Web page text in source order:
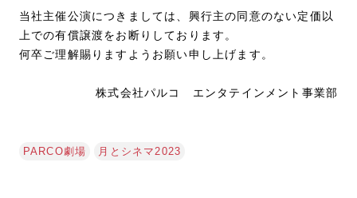
当社主催公演につきましては、興行主の同意のない定価以
上での有償譲渡をお断りしております。
何卒ご理解賜りますようお願い申し上げます。
株式会社パルコ エンタテインメント事業部
PARCO劇場 月とシネマ2023